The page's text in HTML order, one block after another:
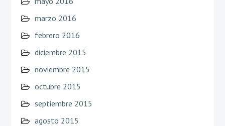
marzo 2016
febrero 2016
diciembre 2015
noviembre 2015
octubre 2015
septiembre 2015
agosto 2015